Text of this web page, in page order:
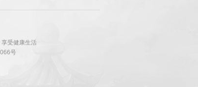
享受健康生活
号